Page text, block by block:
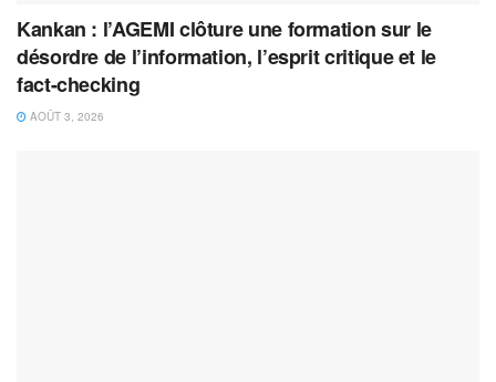
Kankan : l’AGEMI clôture une formation sur le
désordre de l’information, l’esprit critique et le
fact-checking
AOÛT 3, 2026